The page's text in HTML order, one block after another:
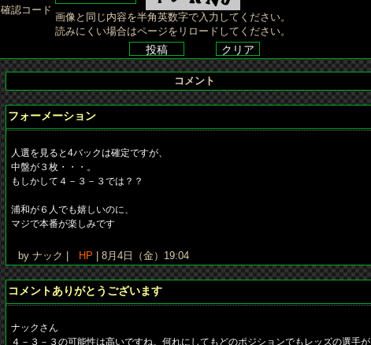
確認コード
画像と同じ内容を半角英数字で入力してください。
読みにくい場合はページをリロードしてください。
コメント
フォーメーション
人選を見ると4バックは確定ですが、
中盤が３枚・・・。
もしかして４－３－３では？？
浦和が６人でも嬉しいのに、
マジで本番が楽しみです
by ナック | HP | 8月4日（金）19:04
コメントありがとうございます
ナックさん
４－３－３の可能性は高いですね。何れにしてもどのポジションでもレッズの選手が